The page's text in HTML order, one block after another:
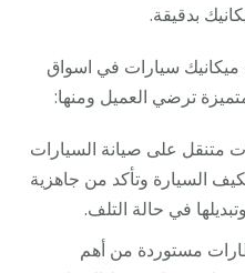
بدقيقة.
سيارات في اسواق
ترضي العميل ومنها:
متنقل على صيانة السيارات
السيارة وتأكد من جاهزية
في حالة التلف.
مستوردة من أهم